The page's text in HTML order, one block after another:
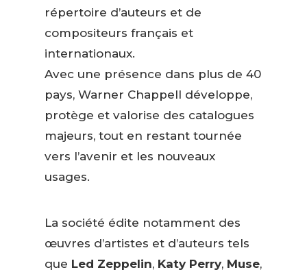
répertoire d’auteurs et de
compositeurs français et
internationaux.
Avec une présence dans plus de 40
pays, Warner Chappell développe,
protège et valorise des catalogues
majeurs, tout en restant tournée
vers l’avenir et les nouveaux
usages.
La société édite notamment des
œuvres d’artistes et d’auteurs tels
que Led Zeppelin, Katy Perry, Muse,